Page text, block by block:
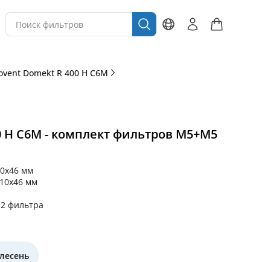
Domekt R 400 H C6M
C6M - комплект фильтров M5+M5
мм
мм
2 фильтра